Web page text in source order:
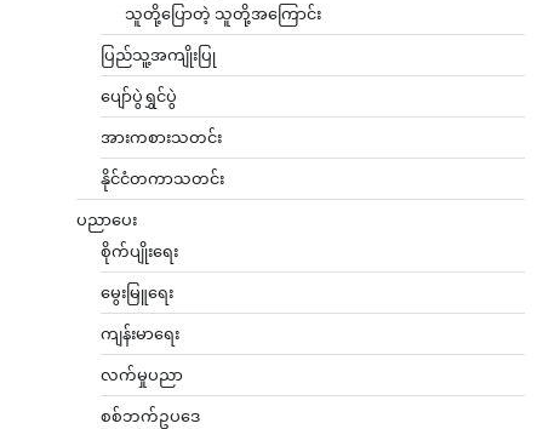
သူတို့ပြောတဲ့ သူတို့အကြောင်း
ပြည်သူ့အကျိုးပြု
ပျော်ပွဲရွှင်ပွဲ
အားကစားသတင်း
နိုင်ငံတကာသတင်း
ပညာပေး
စိုက်ပျိုးရေး
မွေးမြူရေး
ကျန်းမာရေး
လက်မှုပညာ
စစ်ဘက်ဥပဒေ